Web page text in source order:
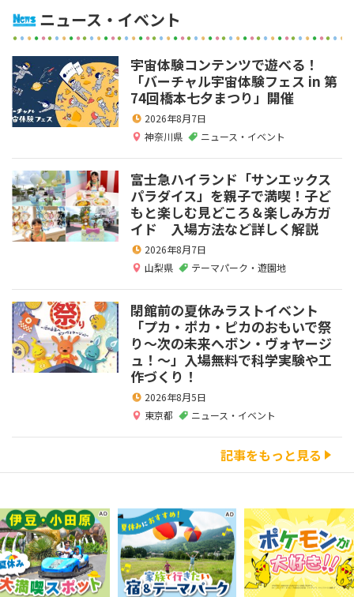
ニュース・イベント
宇宙体験コンテンツで遊べる！
「バーチャル宇宙体験フェス in 第
74回橋本七夕まつり」開催
2026年8月7日
神奈川県
ニュース・イベント
富士急ハイランド「サンエックス
パラダイス」を親子で満喫！子ど
もと楽しむ見どころ＆楽しみ方ガ
イド 入場方法など詳しく解説
2026年8月7日
山梨県
テーマパーク・遊園地
閉館前の夏休みラストイベント
「プカ・ポカ・ピカのおもいで祭
り～次の未来へボン・ヴォヤージ
ュ！～」入場無料で科学実験や工
作づくり！
2026年8月5日
東京都
ニュース・イベント
記事をもっと見る